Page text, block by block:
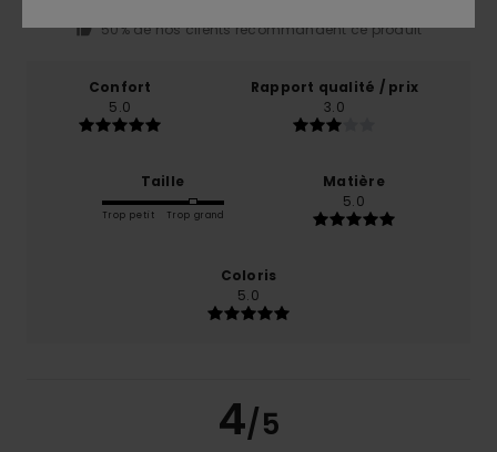
50% de nos clients recommandent ce produit
Confort
5.0
Rapport qualité / prix
3.0
Taille
Trop petit Trop grand
Matière
5.0
Coloris
5.0
4/5